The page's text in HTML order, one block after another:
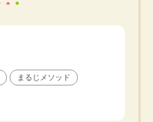
まるじメソッド